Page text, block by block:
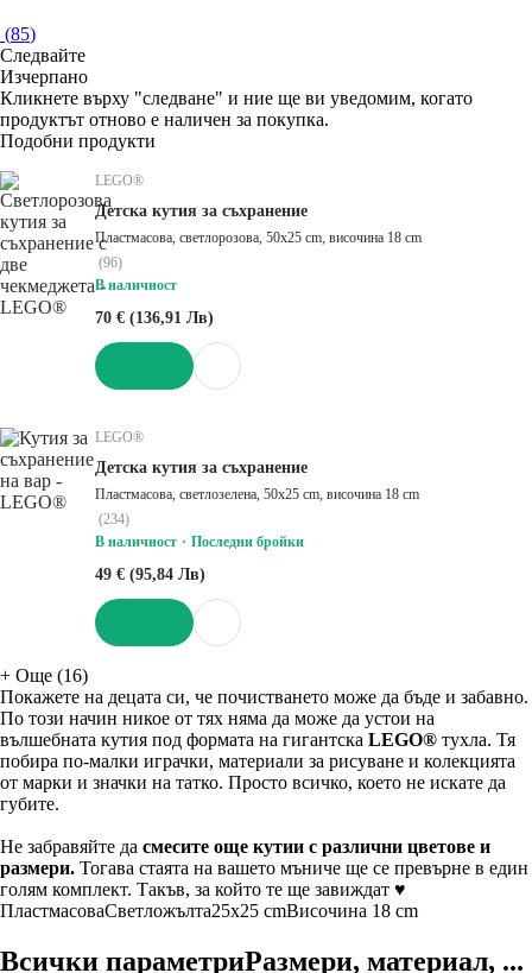
(85)
Следвайте
Изчерпанo
Кликнете върху "следване" и ние ще ви уведомим, когато
продуктът отново е наличен за покупка.
Подобни продукти
LEGO®
Детска кутия за съхранение
Пластмасова, светлорозова, 50x25 cm, височина 18 cm
(96)
В наличност
70 € (136,91 Лв)
LEGO®
Детска кутия за съхранение
Пластмасова, светлозелена, 50x25 cm, височина 18 cm
(234)
В наличност
Последни бройки
49 € (95,84 Лв)
+ Още (16)
Покажете на децата си, че почистването може да бъде и забавно.
По този начин никое от тях няма да може да устои на
вълшебната кутия под формата на гигантска LEGO® тухла. Тя
побира по-малки играчки, материали за рисуване и колекцията
от марки и значки на татко. Просто всичко, което не искате да
губите.
Не забравяйте да смесите още кутии с различни цветове и
размери. Тогава стаята на вашето мъниче ще се превърне в един
голям комплект. Такъв, за който те ще завиждат ♥
ПластмасоваСветложълта25x25 cmВисочина 18 cm
Всички параметриРазмери, материал, ...